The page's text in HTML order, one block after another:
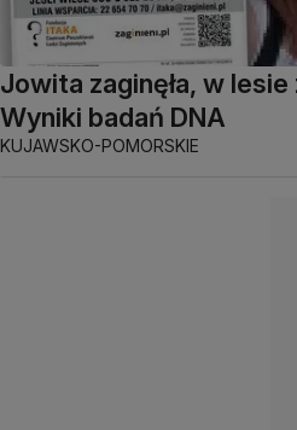
Jowita zaginęła, w
Wyniki badań DNA
KUJAWSKO-POMORSKIE